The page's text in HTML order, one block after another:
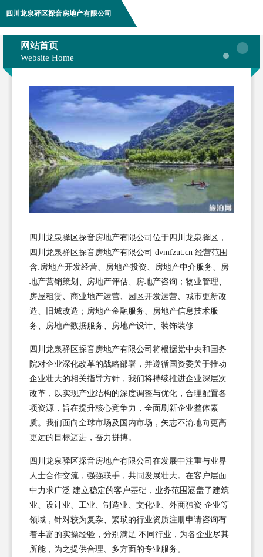
四川龙泉驿区探音房地产有限公司
网站首页
Website Home
四川龙泉驿区探音房地产有限公司位于四川龙泉驿区，
四川龙泉驿区探音房地产有限公司 dvmfzut.cn 经营范围
含:房地产开发经营、房地产投资、房地产中介服务、房
地产营销策划、房地产评估、房地产咨询；物业管理、
房屋租赁、商业地产运营、园区开发运营、城市更新改
造、旧城改造；房地产金融服务、房地产信息技术服
务、房地产数据服务、房地产设计、装饰装修
四川龙泉驿区探音房地产有限公司将根据党中央和国务
院对企业深化改革的战略部署，并遵循国资委关于推动
企业壮大的相关指导方针，我们将持续推进企业深层次
改革，以实现产业结构的深度调整与优化，合理配置各
项资源，旨在提升核心竞争力，全面刷新企业整体素
质。我们面向全球市场及国内市场，矢志不渝地向更高
更远的目标迈进，奋力拼搏。
四川龙泉驿区探音房地产有限公司在发展中注重与业界
人士合作交流，强强联手，共同发展壮大。在客户层面
中力求广泛 建立稳定的客户基础，业务范围涵盖了建筑
业、设计业、工业、制造业、文化业、外商独资 企业等
领域，针对较为复杂、繁琐的行业资质注册申请咨询有
着丰富的实操经验，分别满足 不同行业，为各企业尽其
所能，为之提供合理、多方面的专业服务。